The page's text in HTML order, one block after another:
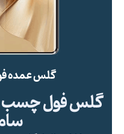
گلس عمده
گلس فول چسب